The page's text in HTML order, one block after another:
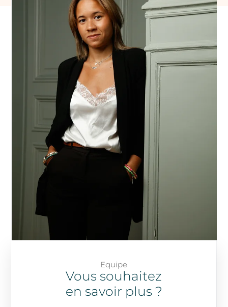
Equipe
Vous souhaitez
en savoir plus ?